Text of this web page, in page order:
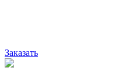
Заказать